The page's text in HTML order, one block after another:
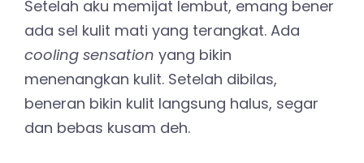
Setelah aku memijat lembut, emang bener
ada sel kulit mati yang terangkat. Ada
cooling sensation yang bikin
menenangkan kulit. Setelah dibilas,
beneran bikin kulit langsung halus, segar
dan bebas kusam deh.